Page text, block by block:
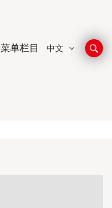
菜单栏目 中文